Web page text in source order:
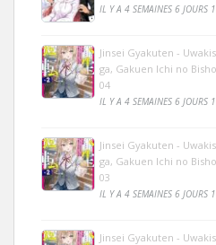
IL Y A 4 SEMAINES 6 JOURS
Jinsei Gyakuten -
ga, Gakuen Ichi no
04
IL Y A 4 SEMAINES 6 JOURS
Jinsei Gyakuten -
ga, Gakuen Ichi no
03
IL Y A 4 SEMAINES 6 JOURS
Jinsei Gyakuten -